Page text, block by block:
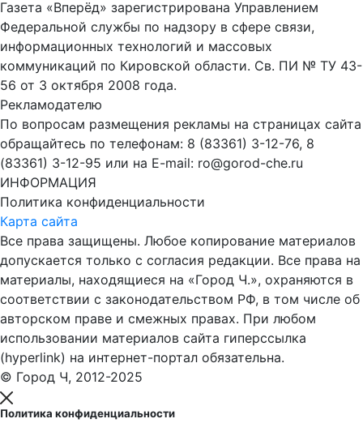
Газета «Вперёд» зарегистрирована Управлением
Федеральной службы по надзору в сфере связи,
информационных технологий и массовых
коммуникаций по Кировской области. Св. ПИ № ТУ 43-
56 от 3 октября 2008 года.
Рекламодателю
По вопросам размещения рекламы на страницах сайта
обращайтесь по телефонам: 8 (83361) 3-12-76, 8
(83361) 3-12-95 или на E-mail: ro@gorod-che.ru
ИНФОРМАЦИЯ
Политика конфиденциальности
Карта сайта
Все права защищены. Любое копирование материалов
допускается только с согласия редакции. Все права на
материалы, находящиеся на «Город Ч.», охраняются в
соответствии с законодательством РФ, в том числе об
авторском праве и смежных правах. При любом
использовании материалов сайта гиперссылка
(hyperlink) на интернет-портал обязательна.
© Город Ч, 2012-2025
Политика конфиденциальности